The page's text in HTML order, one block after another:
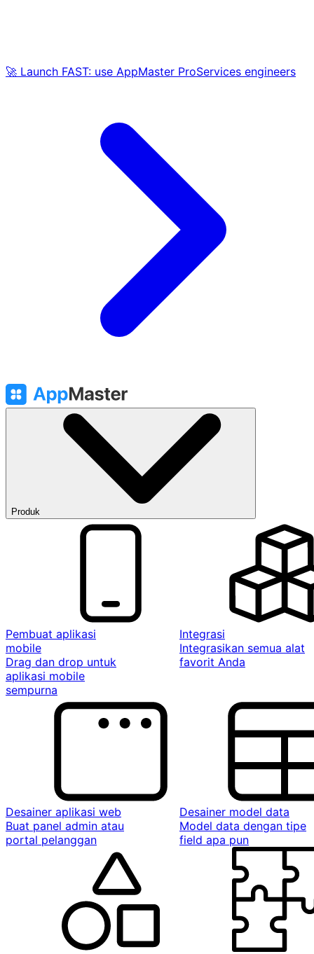
🚀 Launch FAST: use AppMaster ProServices engineers
Produk
Pembuat aplikasi
mobile
Drag dan drop untuk
aplikasi mobile
sempurna
Integrasi
Integrasikan semua alat
favorit Anda
Desainer aplikasi web
Buat panel admin atau
portal pelanggan
Desainer model data
Model data dengan tipe
field apa pun